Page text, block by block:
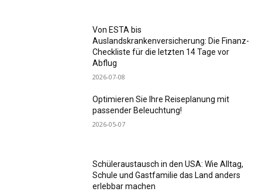
Von ESTA bis
Auslandskrankenversicherung: Die Finanz-
Checkliste für die letzten 14 Tage vor
Abflug
2026-07-08
Optimieren Sie Ihre Reiseplanung mit
passender Beleuchtung!
2026-05-07
Schüleraustausch in den USA: Wie Alltag,
Schule und Gastfamilie das Land anders
erlebbar machen